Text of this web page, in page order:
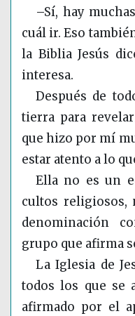
–Sí, hay
cuál ir. Eso
la Biblia Jesús
interesa.
Después de
tierra para
que hizo por mí
estar atento a lo
Ella no es un
cultos religiosos,
denominación
grupo que afirma
La Iglesia de
todos los que se
afirmado por el